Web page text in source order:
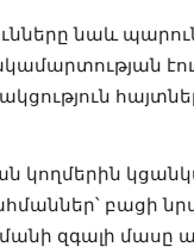
նաև
բացի
զգալի մասը